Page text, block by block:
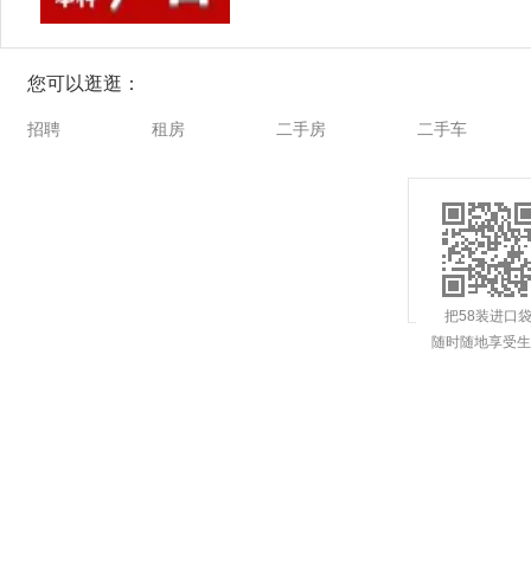
您可以逛逛：
招聘 租房 二手房 二手车
把58装进口袋
随时随地享受